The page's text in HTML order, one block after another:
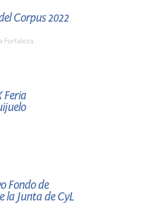
Corpus 2022
Fortaleza
Feria
Fondo de
la Junta de CyL